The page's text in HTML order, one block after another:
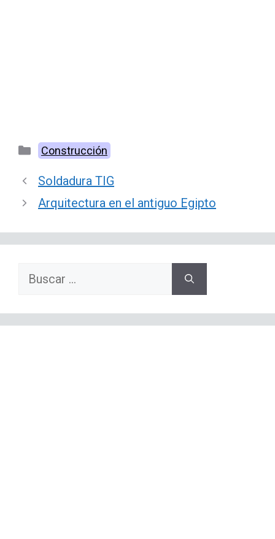
Categorías
Construcción
Soldadura TIG
Arquitectura en el antiguo Egipto
Buscar: